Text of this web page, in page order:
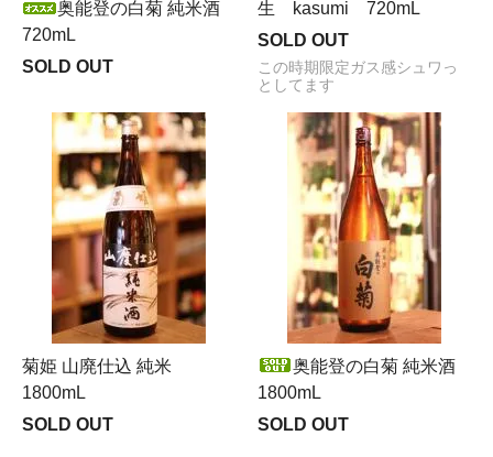
奥能登の白菊 純米酒
720mL
SOLD OUT
生 kasumi 720mL
SOLD OUT
この時期限定ガス感シュワっ
としてます
菊姫 山廃仕込 純米
1800mL
SOLD OUT
奥能登の白菊 純米酒
1800mL
SOLD OUT